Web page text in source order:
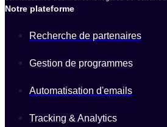
Notre plateforme
Recherche de partenaires
Gestion de programmes
Automatisation d'emails
Tracking & Analytics